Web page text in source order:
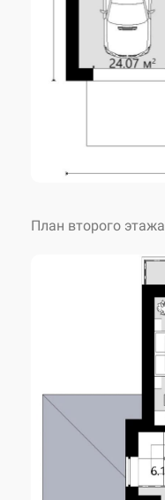
План второго этажа
Площадь застройки
Высота дома
Количество спален
Количество санузлов
Авторское название